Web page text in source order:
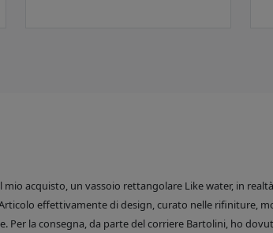
acquisto, un vassoio rettangolare Like water, in
effettivamente di design, curato nelle rifiniture,
Per la consegna, da parte del corriere Bartolini, ho